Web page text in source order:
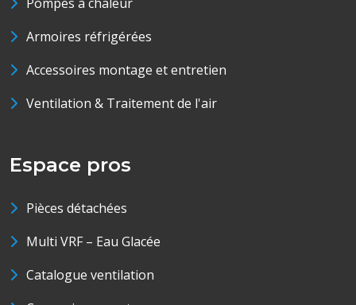
Armoires réfrigérées
Accessoires montage et entretien
Ventilation & Traitement de l'air
Espace pros
Pièces détachées
Multi VRF – Eau Glacée
Catalogue ventilation